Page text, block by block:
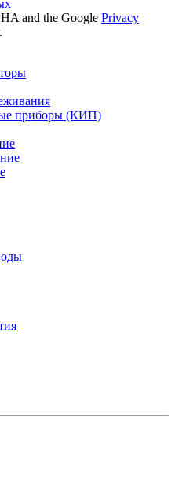
and the Google Privacy
приборы (КИП)